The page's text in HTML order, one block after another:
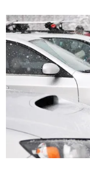
e
p
e